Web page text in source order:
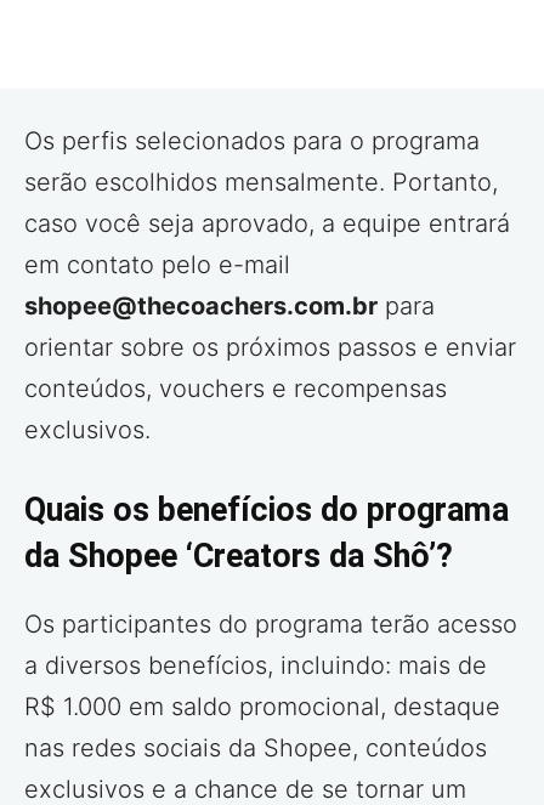
Os perfis selecionados para o programa
serão escolhidos mensalmente. Portanto,
caso você seja aprovado, a equipe entrará
em contato pelo e-mail
shopee@thecoachers.com.br para
orientar sobre os próximos passos e enviar
conteúdos, vouchers e recompensas
exclusivos.
Quais os benefícios do programa
da Shopee ‘Creators da Shô’?
Os participantes do programa terão acesso
a diversos benefícios, incluindo: mais de
R$ 1.000 em saldo promocional, destaque
nas redes sociais da Shopee, conteúdos
exclusivos e a chance de se tornar um